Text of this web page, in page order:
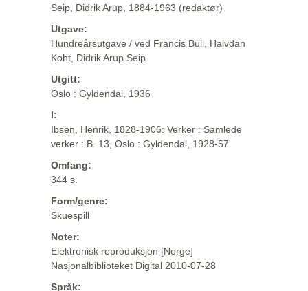
Seip, Didrik Arup, 1884-1963 (redaktør)
Utgave:
Hundreårsutgave / ved Francis Bull, Halvdan
Koht, Didrik Arup Seip
Utgitt:
Oslo : Gyldendal, 1936
I:
Ibsen, Henrik, 1828-1906: Verker : Samlede
verker : B. 13, Oslo : Gyldendal, 1928-57
Omfang:
344 s.
Form/genre:
Skuespill
Noter:
Elektronisk reproduksjon [Norge]
Nasjonalbiblioteket Digital 2010-07-28
Språk: